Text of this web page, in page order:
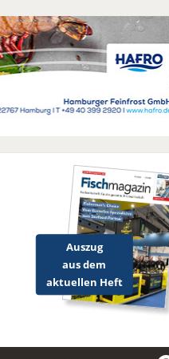
Auszug
aus dem
aktuellen Heft